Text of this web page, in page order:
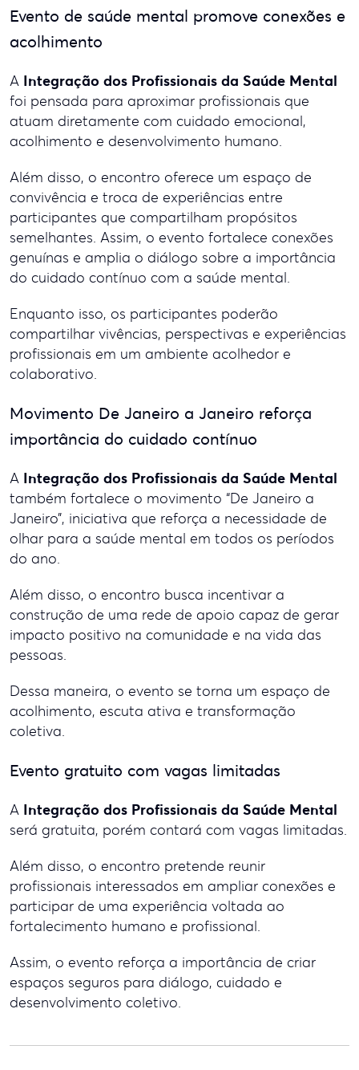
Evento de saúde mental promove conexões e
acolhimento
A Integração dos Profissionais da Saúde Mental
foi pensada para aproximar profissionais que
atuam diretamente com cuidado emocional,
acolhimento e desenvolvimento humano.
Além disso, o encontro oferece um espaço de
convivência e troca de experiências entre
participantes que compartilham propósitos
semelhantes. Assim, o evento fortalece conexões
genuínas e amplia o diálogo sobre a importância
do cuidado contínuo com a saúde mental.
Enquanto isso, os participantes poderão
compartilhar vivências, perspectivas e experiências
profissionais em um ambiente acolhedor e
colaborativo.
Movimento De Janeiro a Janeiro reforça
importância do cuidado contínuo
A Integração dos Profissionais da Saúde Mental
também fortalece o movimento “De Janeiro a
Janeiro”, iniciativa que reforça a necessidade de
olhar para a saúde mental em todos os períodos
do ano.
Além disso, o encontro busca incentivar a
construção de uma rede de apoio capaz de gerar
impacto positivo na comunidade e na vida das
pessoas.
Dessa maneira, o evento se torna um espaço de
acolhimento, escuta ativa e transformação
coletiva.
Evento gratuito com vagas limitadas
A Integração dos Profissionais da Saúde Mental
será gratuita, porém contará com vagas limitadas.
Além disso, o encontro pretende reunir
profissionais interessados em ampliar conexões e
participar de uma experiência voltada ao
fortalecimento humano e profissional.
Assim, o evento reforça a importância de criar
espaços seguros para diálogo, cuidado e
desenvolvimento coletivo.